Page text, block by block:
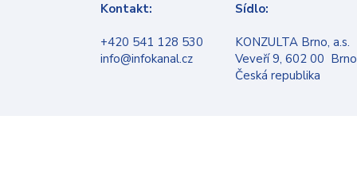
Sídlo:
KONZULTA Brno, a.s.
Veveří 9, 602 00 Brno
Česká republika
Kontakt:
+420 541 128 530
info@infokanal.cz